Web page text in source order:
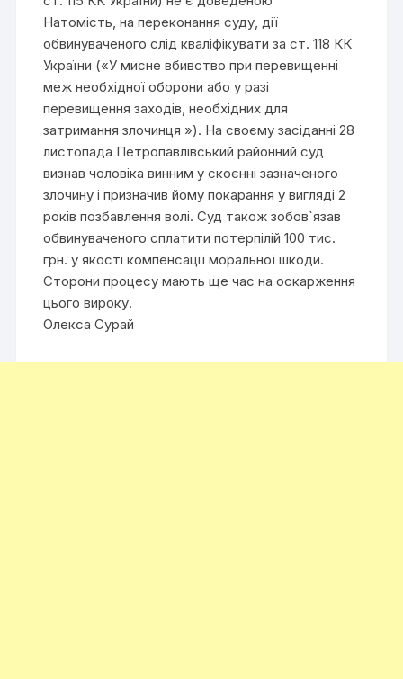
Натомість, на переконання суду, дії
обвинуваченого слід кваліфікувати за ст. 118 КК
України («У мисне вбивство при перевищенні
меж необхідної оборони або у разі
перевищення заходів, необхідних для
затримання злочинця »). На своєму засіданні 28
листопада Петропавлівський районний суд
визнав чоловіка винним у скоєнні зазначеного
злочину і призначив йому покарання у вигляді 2
років позбавлення волі. Суд також зобов`язав
обвинуваченого сплатити потерпілій 100 тис.
грн. у якості компенсації моральної шкоди.
Сторони процесу мають ще час на оскарження
цього вироку.
Олекса Сурай